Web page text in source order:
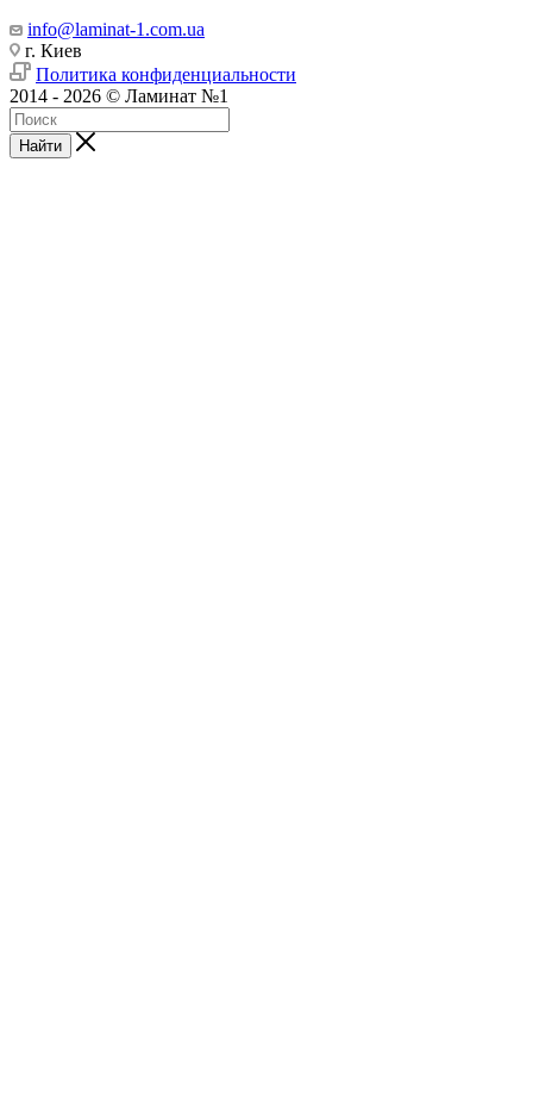
info@laminat-1.com.ua
г. Киев
Политика конфиденциальности
2014 - 2026 © Ламинат №1
Найти